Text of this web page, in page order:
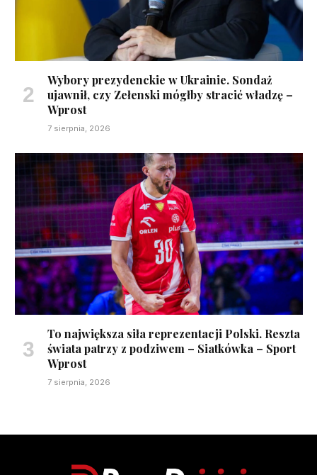
Wybory prezydenckie w Ukrainie. Sondaż
ujawnił, czy Zełenski mógłby stracić władzę –
Wprost
7 sierpnia, 2026
To największa siła reprezentacji Polski. Reszta
świata patrzy z podziwem – Siatkówka – Sport
Wprost
7 sierpnia, 2026